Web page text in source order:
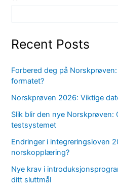
Recent Posts
Forbered deg på
formatet?
Norskprøven 2026: Viktige
Slik blir den nye Norskprøven:
testsystemet
Endringer i integreringsloven
norskopplæring?
Nye krav i
ditt sluttmål